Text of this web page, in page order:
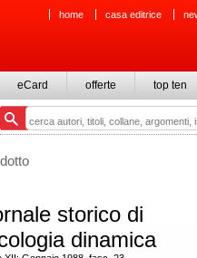
home casa editrice
eCard offerte top ten
storico di
dinamica